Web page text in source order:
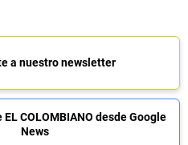
a nuestro newsletter
COLOMBIANO desde Google
News